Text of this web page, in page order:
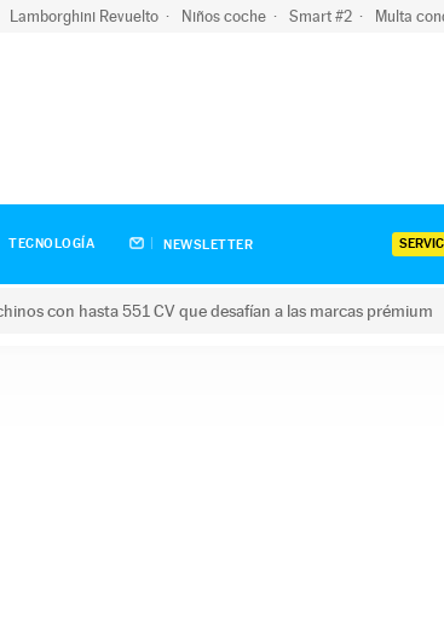
Lamborghini Revuelto Niños coche Smart #2 Multa
TECNOLOGÍA NEWSLETTER
con hasta 551 CV que desafían a las marcas prémium